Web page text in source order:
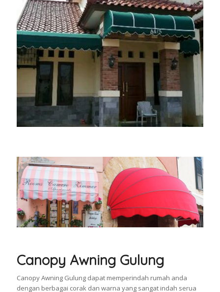
Canopy Awning Gulung
Canopy Awning Gulung dapat memperindah rumah anda
dengan berbagai corak dan warna yang sangat indah serua